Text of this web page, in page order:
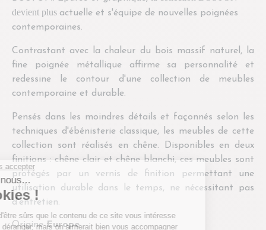
devient plus actuelle et s'équipe de nouvelles poignées
contemporaines.
Contrastant avec la chaleur du bois massif naturel, la
fine poignée métallique affirme sa personnalité et
redessine le contour d'une collection de meubles
contemporaine et durable.
Pensés dans les moindres détails et façonnés selon les
techniques d'ébénisterie classique, les meubles de cette
collection sont réalisés en chêne. Disponibles en deux
finitions : chêne clair et chêne blanchi, ces meubles sont
protégés par un vernis de finition permettant une
utilisation durable dans le temps, ne nécessitant pas
d'entretien.
Origine Europe